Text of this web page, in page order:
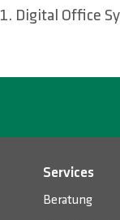
1. Digital Office
Services
Beratung